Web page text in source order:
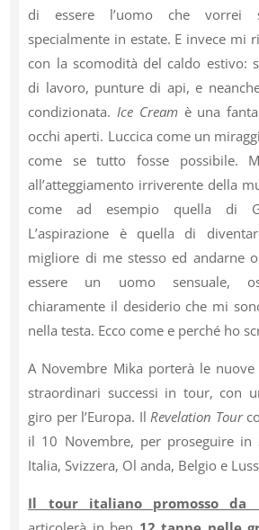
di essere l’uomo che vorrei
specialmente in estate. E invece mi
con la scomodità del caldo estivo:
di lavoro, punture di api, e
condizionata. Ice Creamè una
occhi aperti. Luccica come un
come se tutto fosse possibile.
all’atteggiamento irriverente della
come ad esempio quella di
L’aspirazione è quella di
migliore di me stesso ed andarne
essere un uomo sensuale,
chiaramente il desiderio che mi
nella testa. Ecco come e perché ho
A Novembre Mika porterà le
straordinari successi in tour, con
giro per l’Europa. IlRevelation Tour
il 10 Novembre, per proseguire in
Italia, Svizzera, Ol anda, Belgio e
Il tour italiano promosso da